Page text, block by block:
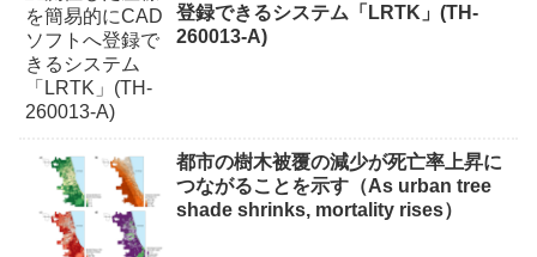
登録できるシステム「LRTK」(TH-
260013-A)
都市の樹木被覆の減少が死亡率上昇に
つながることを示す（As urban tree
shade shrinks, mortality rises）